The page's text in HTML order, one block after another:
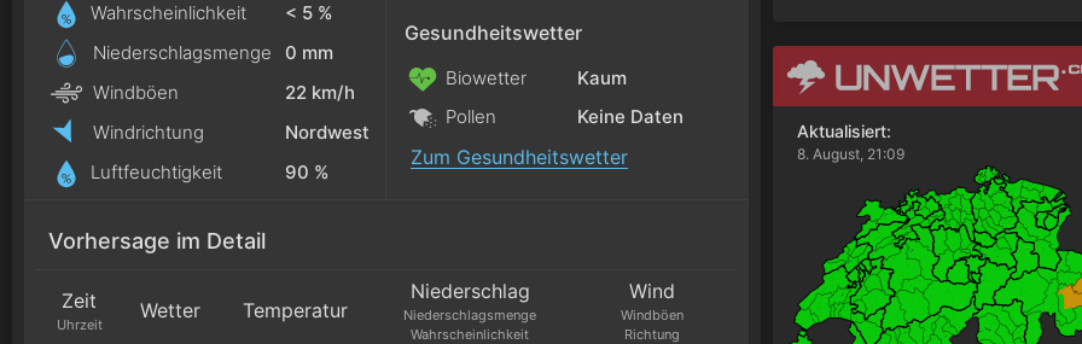
Wahrscheinlichkeit
< 5 %
Niederschlagsmenge
0 mm
Windböen
22 km/h
Windrichtung
Nordwest
Luftfeuchtigkeit
90 %
Gesundheitswetter
Biowetter
Kaum
Pollen
Keine Daten
Zum Gesundheitswetter
Vorhersage im Detail
Zeit
Uhrzeit
Wetter Temperatur
Niederschlag
Niederschlagsmenge
Wahrscheinlichkeit
Wind
Windböen
Richtung
Aktualisiert:
8. August, 21:09